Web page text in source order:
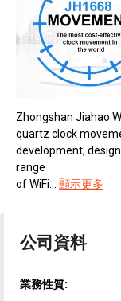
Zhongshan Jiahao
quartz clock
development,
range
of WiFi... 顯示更多
公司資料
業務性質: